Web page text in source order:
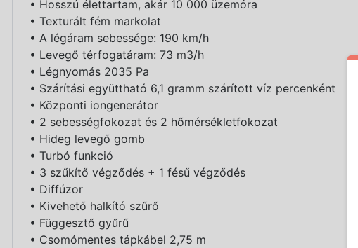
• Hosszú élettartam, akár 10 000 üzemóra
• Texturált fém markolat
• A légáram sebessége: 190 km/h
• Levegő térfogatáram: 73 m3/h
• Légnyomás 2035 Pa
• Szárítási együttható 6,1 gramm szárított víz percenként
• Központi iongenerátor
• 2 sebességfokozat és 2 hőmérsékletfokozat
• Hideg levegő gomb
• Turbó funkció
• 3 szűkítő végződés + 1 fésű végződés
• Diffúzor
• Kivehető halkító szűrő
• Függesztő gyűrű
• Csomómentes tápkábel 2,75 m